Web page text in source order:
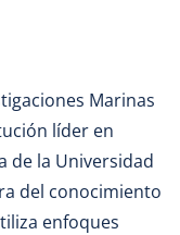
Marinas
líder en
de la Universidad
del conocimiento
enfoques